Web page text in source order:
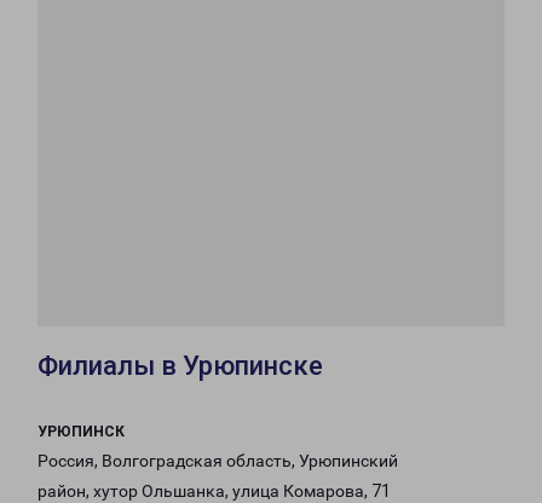
Филиалы в Урюпинске
УРЮПИНСК
Россия, Волгоградская область, Урюпинский
район, хутор Ольшанка, улица Комарова, 71